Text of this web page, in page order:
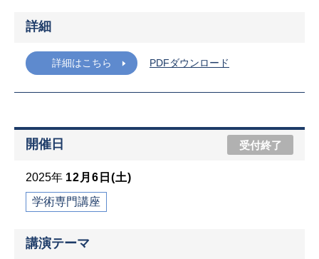
詳細
PDFダウンロード
詳細はこちら
開催日 受付終了
2025年 12月6日(土)
学術専門講座
講演テーマ